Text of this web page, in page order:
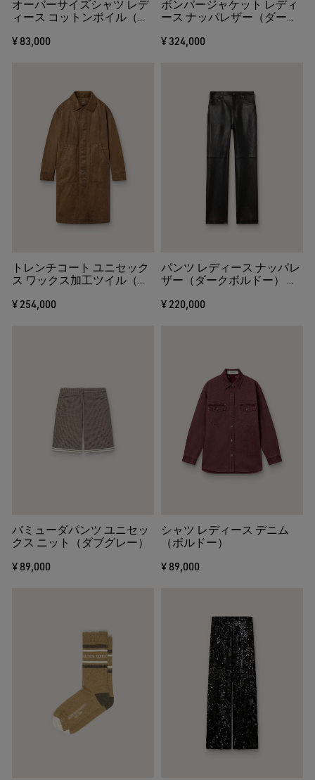
オーバーサイズシャツ レデ
ィース コットンボイル（コ
ィテール
¥ 83,000
ボンバージャケット レディ
ース ナッパレザー（ダーク
ロイダリー
¥ 324,000
トレンチコート ユニセック
ス ワックス加工ツイル（ブ
¥ 254,000
パンツ レディース ナッパレ
ザー（ダークボルドー） ヴ
¥ 220,000
バミューダパンツ ユニセッ
クス ニット（ダブグレー）
¥ 89,000
シャツ レディース デニム
（ボルドー）
¥ 89,000